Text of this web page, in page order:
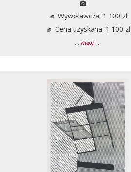
Wywoławcza: 1 100 zł
Cena uzyskana: 1 100 zł
... więcej ...